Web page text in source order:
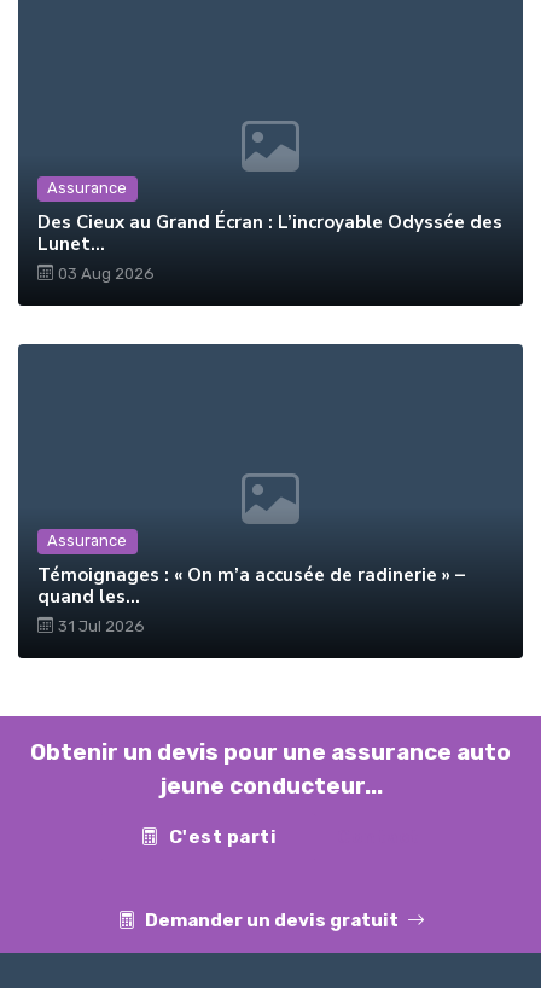
Assurance
Des Cieux au Grand Écran : L’incroyable Odyssée des
Lunet...
03 Aug 2026
Assurance
Témoignages : « On m’a accusée de radinerie » –
quand les...
31 Jul 2026
Obtenir un devis pour une assurance auto
jeune conducteur...
C'est parti
Demander un devis gratuit